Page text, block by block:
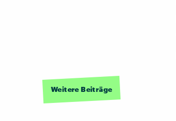
Weitere Beiträge